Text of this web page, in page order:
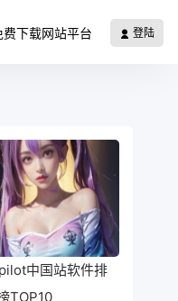
下载网站平台 登陆
中国站软件排
TOP10